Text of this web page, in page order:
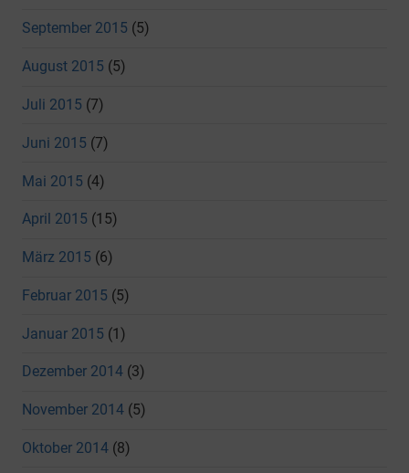
September 2015 (5)
August 2015 (5)
Juli 2015 (7)
Juni 2015 (7)
Mai 2015 (4)
April 2015 (15)
März 2015 (6)
Februar 2015 (5)
Januar 2015 (1)
Dezember 2014 (3)
November 2014 (5)
Oktober 2014 (8)